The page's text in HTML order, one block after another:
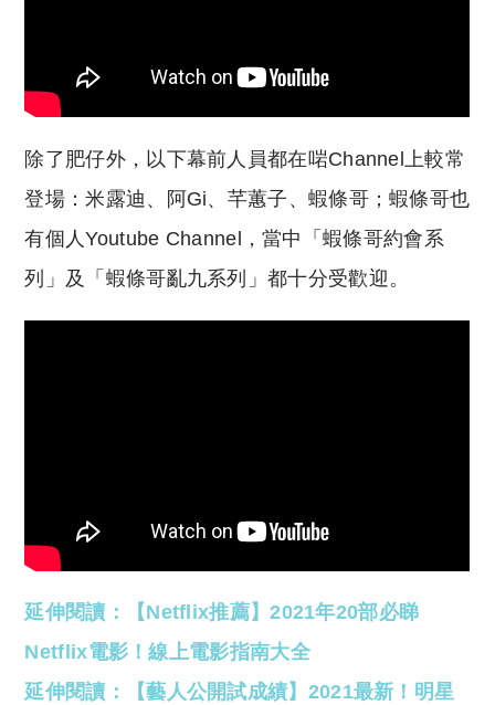
除了肥仔外，以下幕前人員都在啱Channel上較常
登場：米露迪、阿Gi、芊蕙子、蝦條哥；蝦條哥也
有個人Youtube Channel，當中「蝦條哥約會系
列」及「蝦條哥亂九系列」都十分受歡迎。
延伸閱讀：【Netflix推薦】2021年20部必睇
Netflix電影！線上電影指南大全
延伸閱讀：【藝人公開試成績】2021最新！明星